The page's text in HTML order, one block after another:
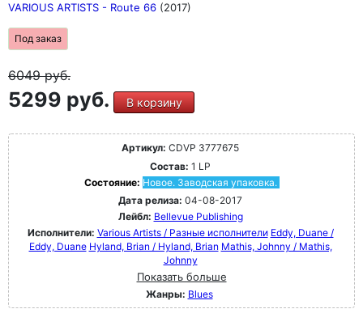
VARIOUS ARTISTS - Route 66 (2017)
Под заказ
6049руб.
5299 руб. В корзину
Артикул: CDVP 3777675
Состав: 1 LP
Состояние: Новое. Заводская упаковка.
Дата релиза: 04-08-2017
Лейбл: Bellevue Publishing
Исполнители: Various Artists / Разные исполнители Eddy, Duane /
Eddy, Duane Hyland, Brian / Hyland, Brian Mathis, Johnny / Mathis,
Johnny
Показать больше
Жанры: Blues